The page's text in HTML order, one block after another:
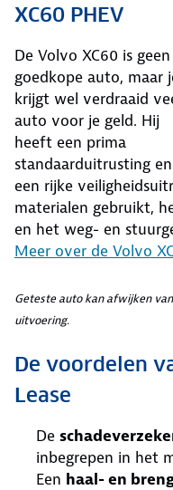
XC60 PHEV
De Volvo XC60 is geen
goedkope auto, maar
krijgt wel verdraaid
auto voor je geld. Hij
heeft een prima
standaarduitrusting en
een rijke
materialen gebruikt,
en het weg- en
Meer over de Volvo
Geteste auto kan afwijken
uitvoering.
De voordelen
Lease
De
inbegrepen in het
Een haal- en